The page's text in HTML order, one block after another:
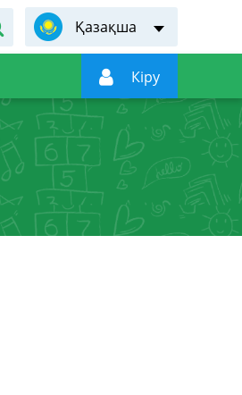
Қазақша
 Кiру